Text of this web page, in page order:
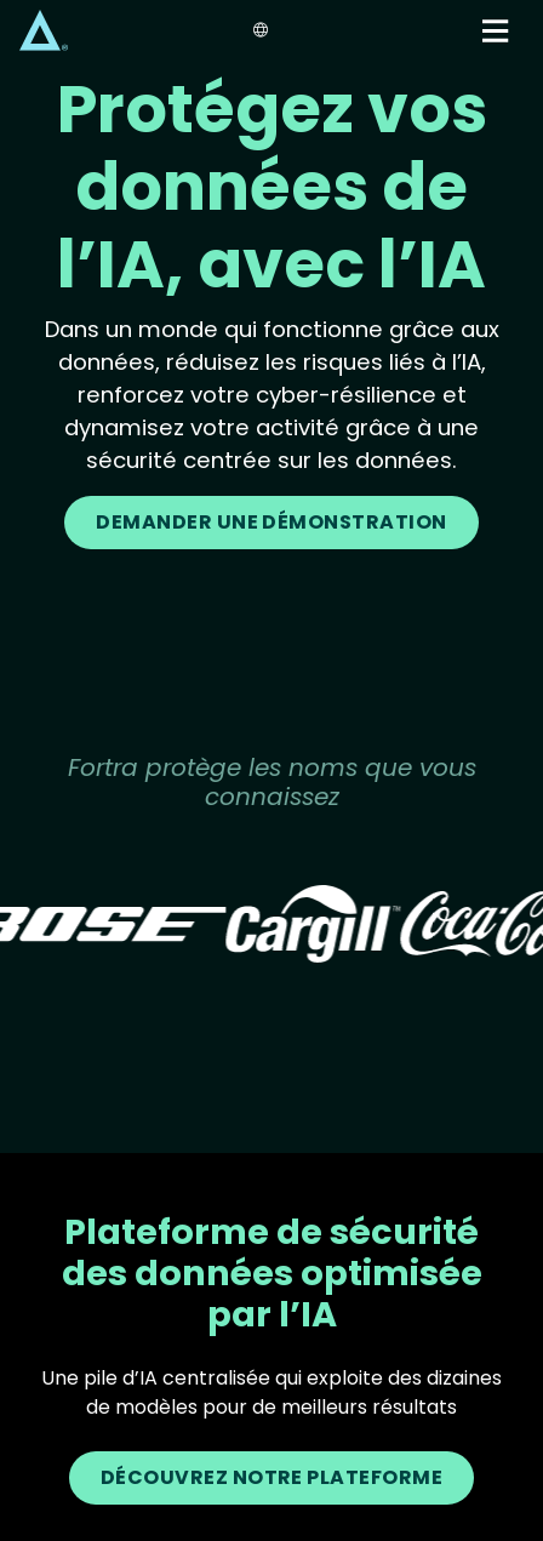
content
Protégez vos
données de
l’IA, avec l’IA
Dans un monde qui fonctionne grâce aux
données, réduisez les risques liés à l’IA,
renforcez votre cyber-résilience et
dynamisez votre activité grâce à une
sécurité centrée sur les données.
DEMANDER UNE DÉMONSTRATION
Fortra protège les noms que vous
connaissez
Image
Plateforme de sécurité
des données optimisée
par l’IA
Une pile d’IA centralisée qui exploite des dizaines
de modèles pour de meilleurs résultats
DÉCOUVREZ NOTRE PLATEFORME